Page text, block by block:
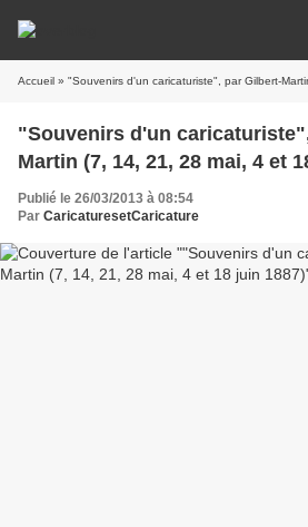
Accueil » "Souvenirs d'un caricaturiste", par Gilbert-Martin
"Souvenirs d'un
Martin (7, 14, 21, 28 mai, 4 et
Publié le 26/03/2013 à 08:54
Par CaricaturesetCaricature